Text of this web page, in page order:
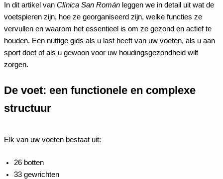
In dit artikel van Clínica San Román leggen we in detail uit wat de
voetspieren zijn, hoe ze georganiseerd zijn, welke functies ze
vervullen en waarom het essentieel is om ze gezond en actief te
houden. Een nuttige gids als u last heeft van uw voeten, als u aan
sport doet of als u gewoon voor uw houdingsgezondheid wilt
zorgen.
De voet: een functionele en complexe
structuur
Elk van uw voeten bestaat uit:
26 botten
33 gewrichten